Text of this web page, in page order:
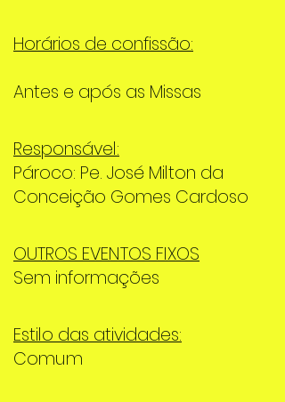
Horários de confissão:
Antes e após as Missas
Responsável:
Pároco: Pe. José Milton da
Conceição Gomes Cardoso
OUTROS EVENTOS FIXOS
Sem informações
Estilo das atividades:
Comum